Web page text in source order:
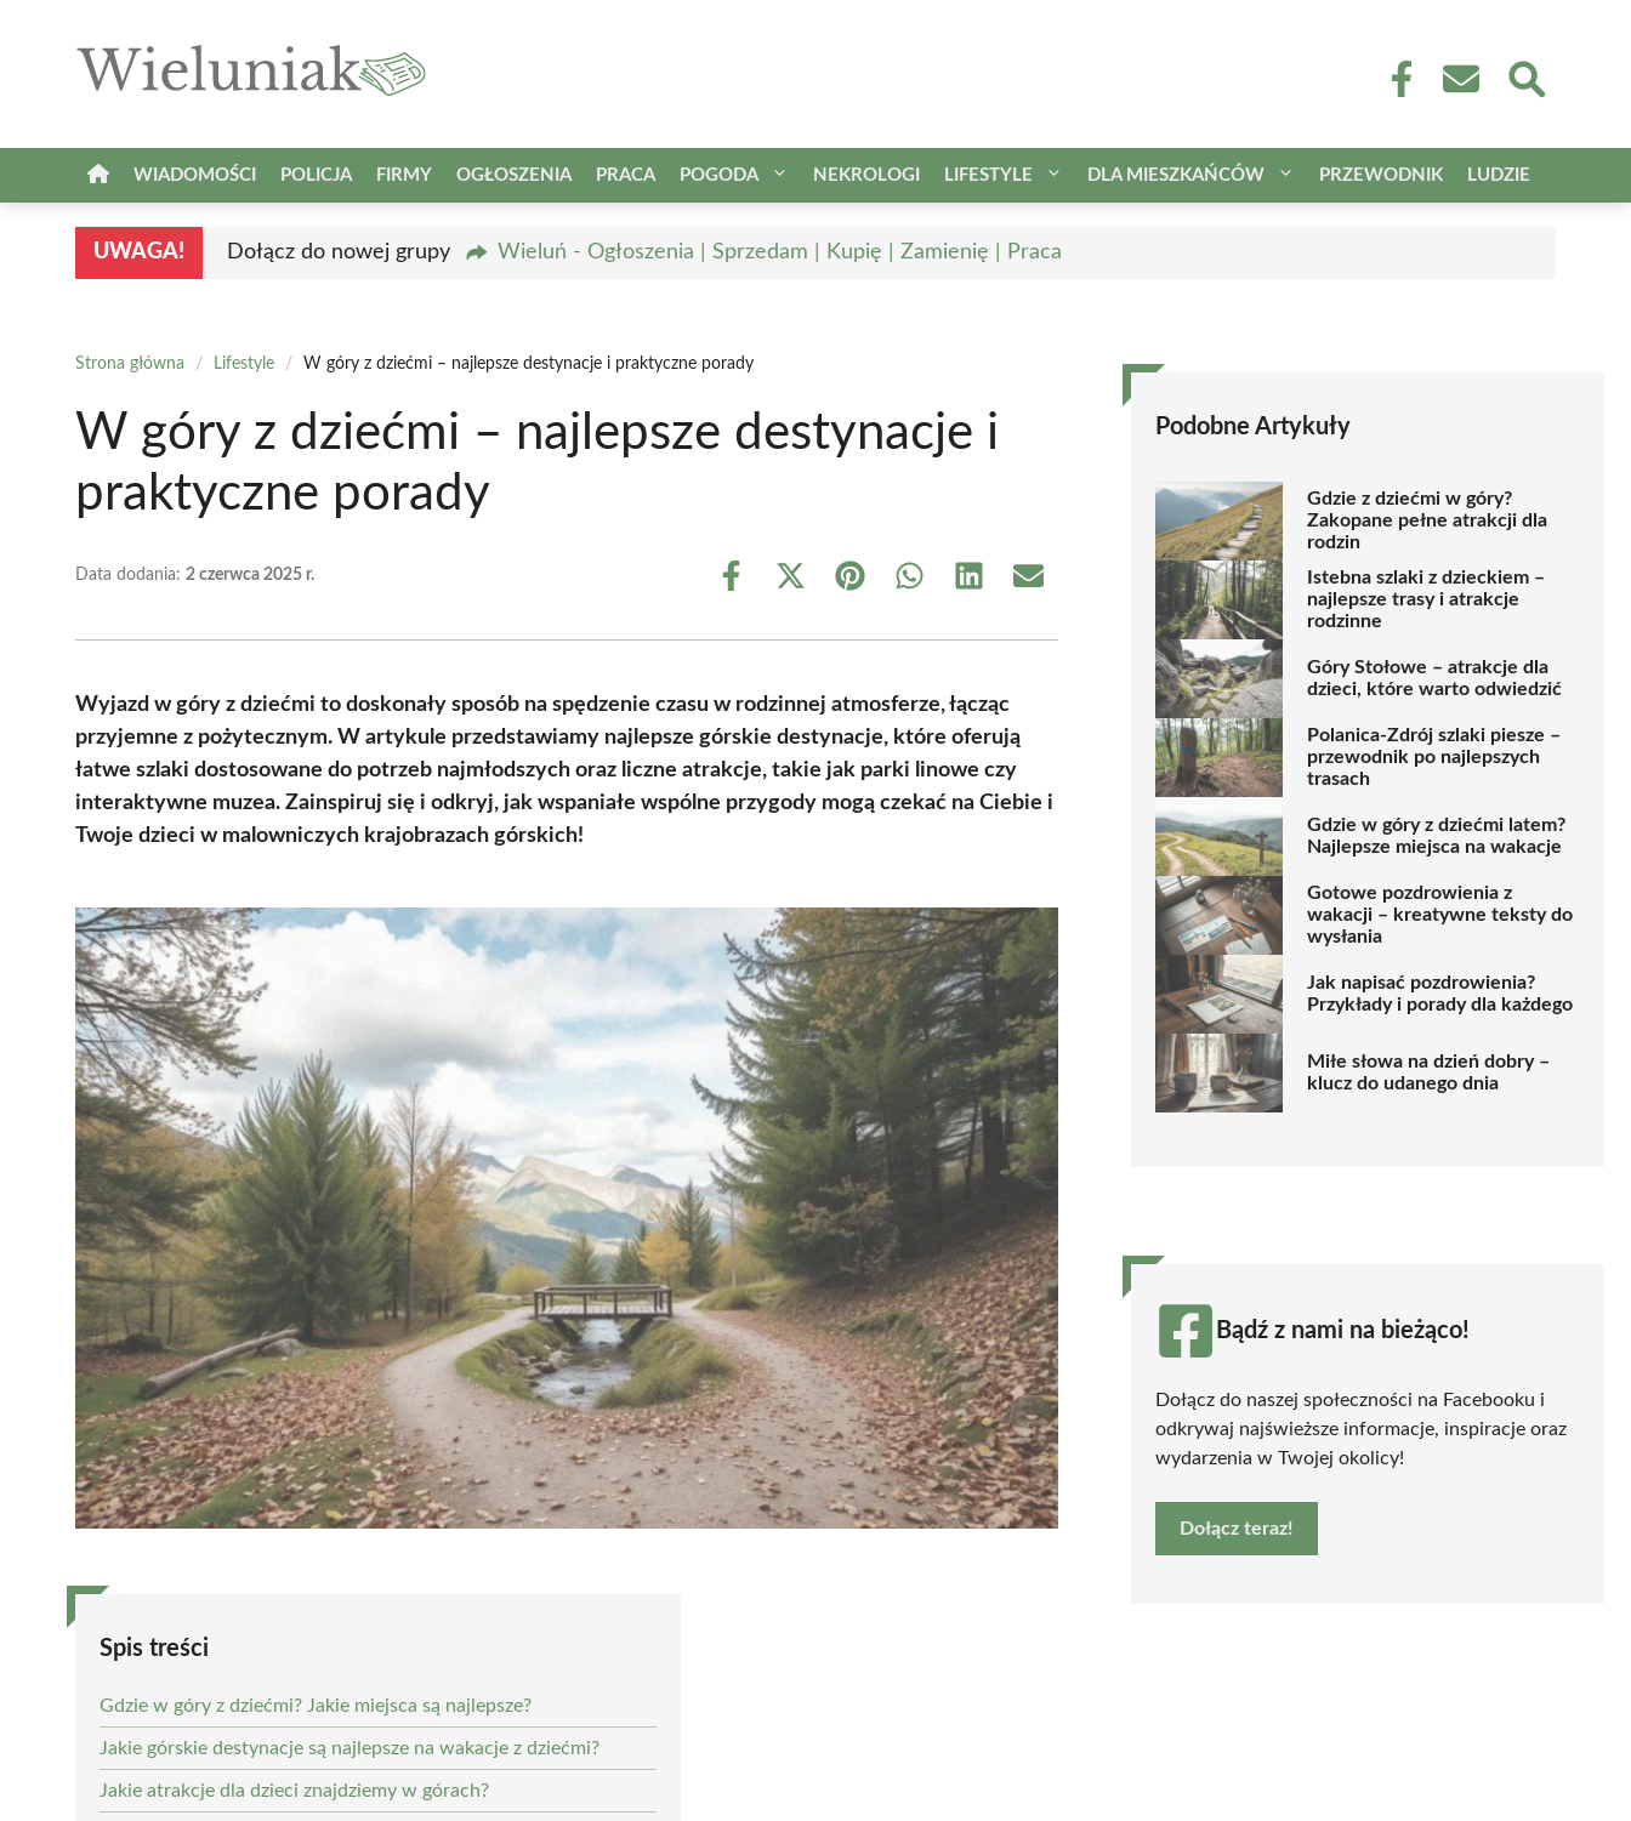
WIADOMOŚCI POLICJA FIRMY OGŁOSZENIA PRACA POGODA NEKROLOGI LIFESTYLE DLA MIESZKAŃCÓW PRZEWODNIK LUDZIE
UWAGA! Dołącz do nowej grupy Wieluń - Ogłoszenia | Sprzedam | Kupię | Zamienię | Praca
Strona główna / Lifestyle / W góry z dziećmi – najlepsze destynacje i praktyczne porady
W góry z dziećmi – najlepsze destynacje i
praktyczne porady
Data dodania: 2 czerwca 2025 r.
Share
Share
(Twitter)
Share Share Share Share
Wyjazd w góry z dziećmi to doskonały sposób na spędzenie czasu w rodzinnej atmosferze, łącząc
przyjemne z pożytecznym. W artykule przedstawiamy najlepsze górskie destynacje, które oferują
łatwe szlaki dostosowane do potrzeb najmłodszych oraz liczne atrakcje, takie jak parki linowe czy
interaktywne muzea. Zainspiruj się i odkryj, jak wspaniałe wspólne przygody mogą czekać na Ciebie i
Twoje dzieci w malowniczych krajobrazach górskich!
Spis treści
Gdzie w góry z dziećmi? Jakie miejsca są najlepsze?
Jakie górskie destynacje są najlepsze na wakacje z dziećmi?
Jakie atrakcje dla dzieci znajdziemy w górach?
Podobne Artykuły
Gdzie z dziećmi w góry?
Zakopane pełne atrakcji dla
rodzin
Istebna szlaki z dzieckiem –
najlepsze trasy i atrakcje
rodzinne
Góry Stołowe – atrakcje dla
dzieci, które warto odwiedzić
Polanica-Zdrój szlaki piesze –
przewodnik po najlepszych
trasach
Gdzie w góry z dziećmi latem?
Najlepsze miejsca na wakacje
Gotowe pozdrowienia z
wakacji – kreatywne teksty do
wysłania
Jak napisać pozdrowienia?
Przykłady i porady dla każdego
Miłe słowa na dzień dobry –
klucz do udanego dnia
Bądź z nami na bieżąco!
Dołącz do naszej społeczności na Facebooku i
odkrywaj najświeższe informacje, inspiracje oraz
wydarzenia w Twojej okolicy!
Dołącz teraz!